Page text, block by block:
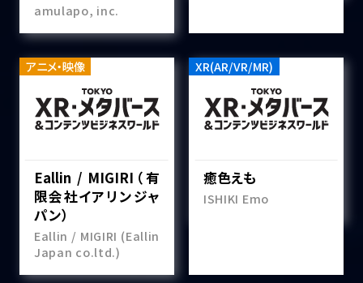
amulapo, inc.
アニメ・映像
Eallin / MIGIRI（有
限会社イアリンジャ
パン）
Eallin / MIGIRI (Eallin
Japan co.ltd.)
XR(AR/VR/MR)
癒色えも
ISHIKI Emo